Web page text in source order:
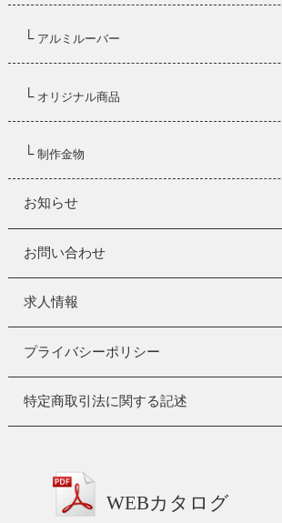
└ アルミルーバー
└ オリジナル商品
└ 制作金物
お知らせ
お問い合わせ
求人情報
プライバシーポリシー
特定商取引法に関する記述
WEBカタログ